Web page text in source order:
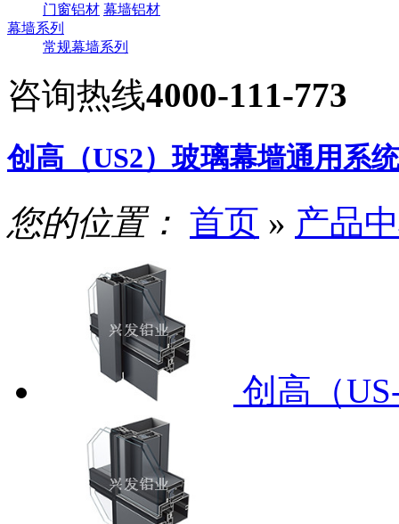
门窗铝材 幕墙铝材
幕墙系列
常规幕墙系列
咨询热线4000-111-773
创高（US2）玻璃幕墙通用系统
您的位置： 首页 » 产品
创高（